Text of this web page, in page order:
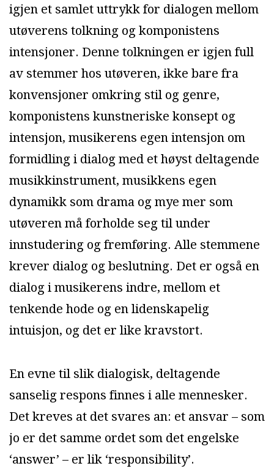
igjen et samlet uttrykk for dialogen mellom
utøverens tolkning og komponistens
intensjoner. Denne tolkningen er igjen full
av stemmer hos utøveren, ikke bare fra
konvensjoner omkring stil og genre,
komponistens kunstneriske konsept og
intensjon, musikerens egen intensjon om
formidling i dialog med et høyst deltagende
musikkinstrument, musikkens egen
dynamikk som drama og mye mer som
utøveren må forholde seg til under
innstudering og fremføring. Alle stemmene
krever dialog og beslutning. Det er også en
dialog i musikerens indre, mellom et
tenkende hode og en lidenskapelig
intuisjon, og det er like kravstort.
En evne til slik dialogisk, deltagende
sanselig respons finnes i alle mennesker.
Det kreves at det svares an: et ansvar – som
jo er det samme ordet som det engelske
‘answer’ – er lik ‘responsibility’.